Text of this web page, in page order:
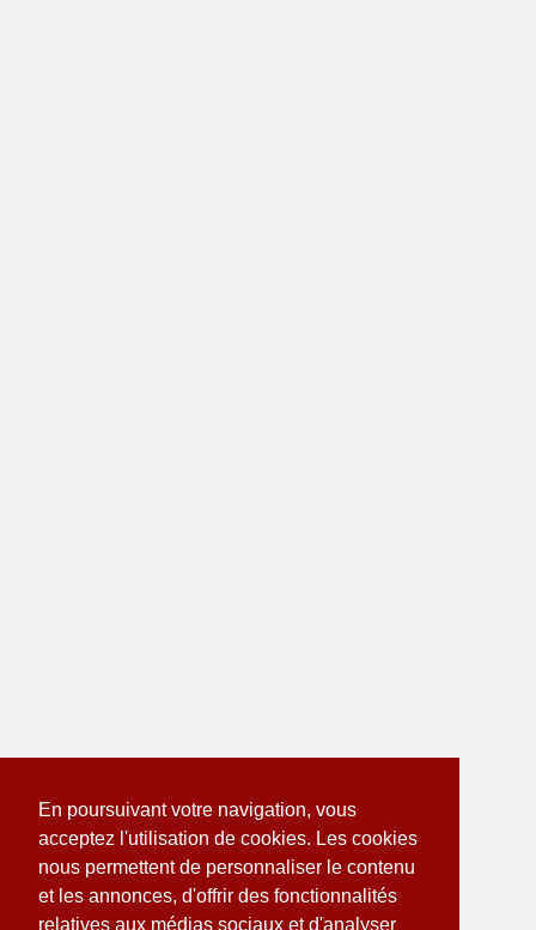
En poursuivant votre navigation, vous
acceptez l'utilisation de cookies. Les cookies
nous permettent de personnaliser le contenu
et les annonces, d'offrir des fonctionnalités
relatives aux médias sociaux et d'analyser